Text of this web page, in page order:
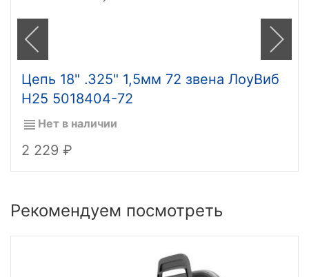
Цепь 18" .325" 1,5мм 72 звена ЛоуВиб
H25 5018404-72
Нет в наличии
2 229
Рекомендуем посмотреть